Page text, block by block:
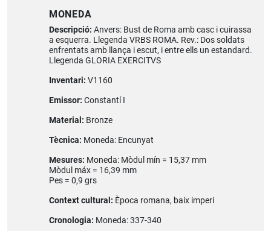
MONEDA
Descripció: Anvers: Bust de Roma amb casc i cuirassa
a esquerra. Llegenda VRBS ROMA. Rev.: Dos soldats
enfrentats amb llança i escut, i entre ells un estandard.
Llegenda GLORIA EXERCITVS
Inventari: V1160
Emissor: Constantí I
Material: Bronze
Tècnica: Moneda: Encunyat
Mesures: Moneda: Mòdul mín = 15,37 mm
Mòdul máx = 16,39 mm
Pes = 0,9 grs
Context cultural: Època romana, baix imperi
Cronologia: Moneda: 337-340